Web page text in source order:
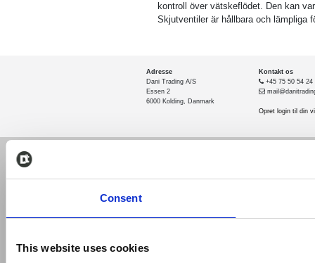
Consent
This website uses cookies
kontroll över vätskeflödet. Den kan
Skjutventiler är hållbara och lämpliga
Adresse
Dani Trading A/S
Essen 2
6000 Kolding, Danmark
Kontakt os
+45 75 50 54 24
Opret login til din